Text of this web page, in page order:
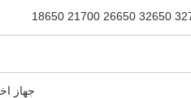
جهاز اختبار